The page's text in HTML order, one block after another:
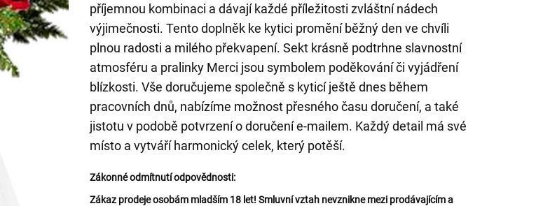
příjemnou kombinaci a dávají každé příležitosti zvláštní nádech
výjimečnosti. Tento doplněk ke kytici promění běžný den ve chvíli
plnou radosti a milého překvapení. Sekt krásně podtrhne slavnostní
atmosféru a pralinky Merci jsou symbolem poděkování či vyjádření
blízkosti. Vše doručujeme společně s kyticí ještě dnes během
pracovních dnů, nabízíme možnost přesného času doručení, a také
jistotu v podobě potvrzení o doručení e-mailem. Každý detail má své
místo a vytváří harmonický celek, který potěší.
Zákonné odmítnutí odpovědnosti:
Zákaz prodeje osobám mladším 18 let! Smluvní vztah nevznikne mezi prodávajícím a